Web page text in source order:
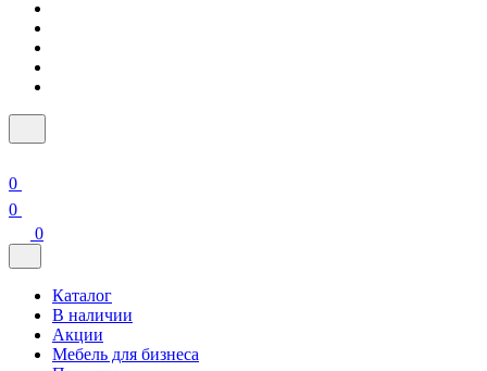
0
0
0
Каталог
В наличии
Акции
Мебель для бизнеса